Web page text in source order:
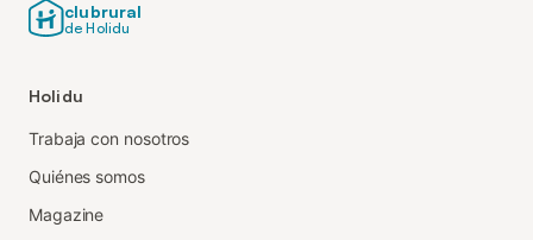
clubrural
de Holidu
Holidu
Trabaja con nosotros
Quiénes somos
Magazine